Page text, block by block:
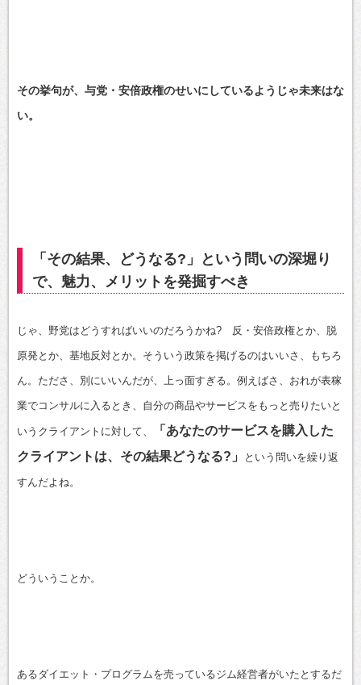
その挙句が、与党・安倍政権のせいにしているようじゃ未来はな
い。
「その結果、どうなる?」という問いの深堀り
で、魅力、メリットを発掘すべき
じゃ、野党はどうすればいいのだろうかね? 反・安倍政権とか、脱
原発とか、基地反対とか。そういう政策を掲げるのはいいさ、もちろ
ん。たださ、別にいいんだが、上っ面すぎる。例えばさ、おれが表稼
業でコンサルに入るとき、自分の商品やサービスをもっと売りたいと
いうクライアントに対して、
「あなたのサービスを購入した
クライアントは、その結果どうなる?」
という問いを繰り返
すんだよね。
どういうことか。
あるダイエット・プログラムを売っているジム経営者がいたとするだ